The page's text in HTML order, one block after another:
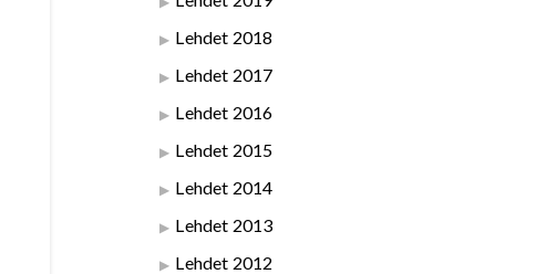
Lehdet 2018
Lehdet 2017
Lehdet 2016
Lehdet 2015
Lehdet 2014
Lehdet 2013
Lehdet 2012